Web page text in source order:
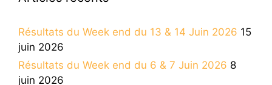
Résultats du Week end du 13 & 14 Juin 2026 15
juin 2026
Résultats du Week end du 6 & 7 Juin 2026 8
juin 2026